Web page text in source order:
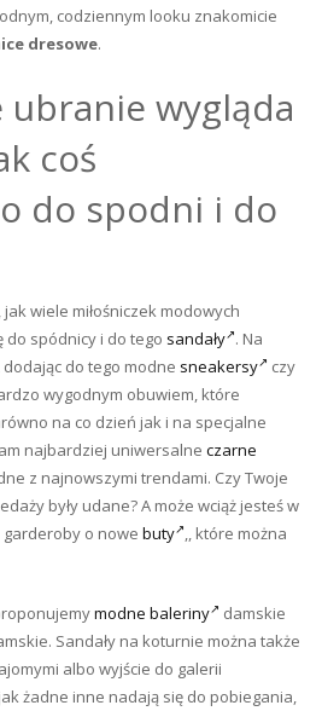
codziennym looku znakomicie
dresowe.
ubranie wygląda
coś
do spodni i do
wiele miłośniczek modowych
do spódnicy i do tego sandały . Na
dodając do tego modne sneakersy
czy
wygodnym obuwiem, które
na co dzień jak i na specjalne
najbardziej uniwersalne czarne
z najnowszymi trendami. Czy Twoje
były udane? A może wciąż jesteś w
o nowe buty ,, które można
modne baleriny
damskie
Sandały na koturnie można także
albo wyjście do galerii
żadne inne nadają się do pobiegania,